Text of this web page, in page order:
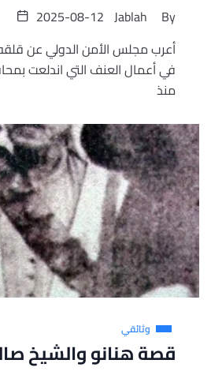
By
Jablah
2025-08-12
أعرب مجلس الأمن الدولي عن قلقه
في أعمال العنف التي اندلعت
منذ
وثائقي
قصة هنانو والشيخ